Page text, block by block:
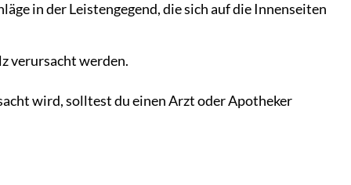
in der Leistengegend, die sich auf die Innenseiten
verursacht werden.
wird, solltest du einen Arzt oder Apotheker